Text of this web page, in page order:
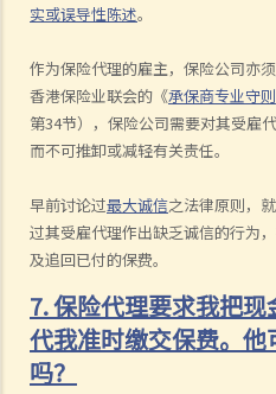
实或误导性陈述。
作为保险代理的雇主，保险公司亦须
香港保险业联会的《承保商专业守则
第34节），保险公司需要对其受雇
而不可推卸或减轻有关责任。
早前讨论过最大诚信之法律原则，
过其受雇代理作出缺乏诚信的行为
及追回已付的保费。
7. 保险代理要求我把
代我准时缴交保费。
吗？